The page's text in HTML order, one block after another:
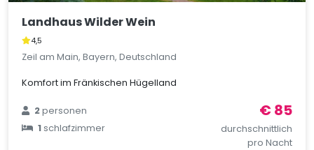
Landhaus Wilder Wein
4,5
Zeil am Main, Bayern, Deutschland
Komfort im Fränkischen Hügelland
2personen
1schlafzimmer
€ 85
durchschnittlich
pro Nacht